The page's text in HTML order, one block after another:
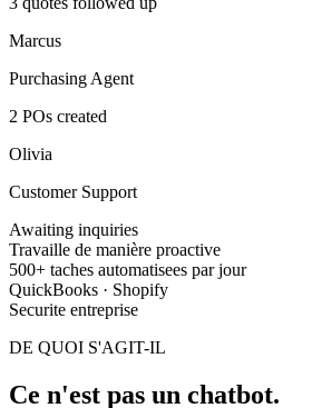
Marcus
Purchasing Agent
2 POs created
Olivia
Customer Support
Awaiting inquiries
Travaille de manière proactive
500+ taches automatisees par jour
QuickBooks · Shopify
Securite entreprise
DE QUOI S'AGIT-IL
Ce n'est pas un chatbot.